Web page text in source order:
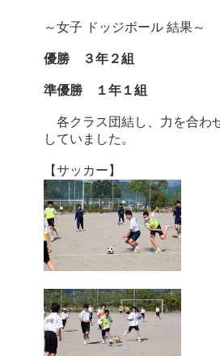
～女子 ドッジボール 結果～
優勝 ３年２組
準優勝 １年１組
各クラス団結し、力を合わ
していました。
【サッカー】